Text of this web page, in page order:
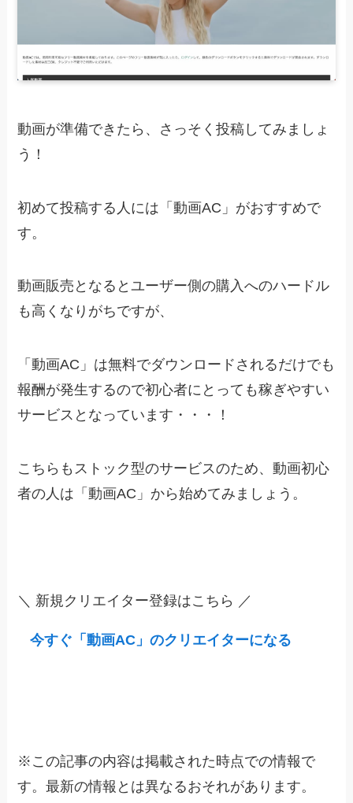
動画が準備できたら、さっそく投稿してみましょ
う！
初めて投稿する人には「動画AC」がおすすめで
す。
動画販売となるとユーザー側の購入へのハードル
も高くなりがちですが、
「動画AC」は無料でダウンロードされるだけでも
報酬が発生するので初心者にとっても稼ぎやすい
サービスとなっています・・・！
こちらもストック型のサービスのため、動画初心
者の人は 「動画AC」から始めてみましょう。
＼ 新規クリエイター登録はこちら ／
今すぐ「動画AC」のクリエイターになる
※ この記事の内容は掲載された時点での情報で
す。最新の情報とは異なるおそれがあります。